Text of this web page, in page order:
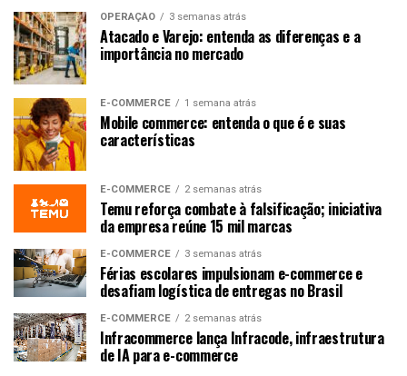
OPERAÇÃO 3 semanas atrás
Atacado e Varejo: entenda as diferenças e a
importância no mercado
E-COMMERCE 1 semana atrás
Mobile commerce: entenda o que é e suas
características
E-COMMERCE 2 semanas atrás
Temu reforça combate à falsificação; iniciativa
da empresa reúne 15 mil marcas
E-COMMERCE 3 semanas atrás
Férias escolares impulsionam e-commerce e
desafiam logística de entregas no Brasil
E-COMMERCE 2 semanas atrás
Infracommerce lança Infracode, infraestrutura
de IA para e-commerce